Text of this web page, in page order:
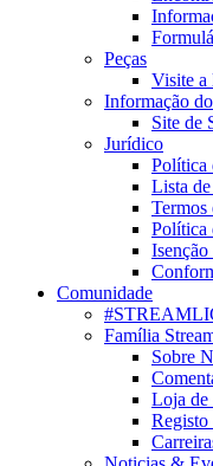
Peças
Visite a
Informação
Site de
Jurídico
Política
Lista
Termos
Política
Comunidade
Família
Sobre
Loja de
Registo